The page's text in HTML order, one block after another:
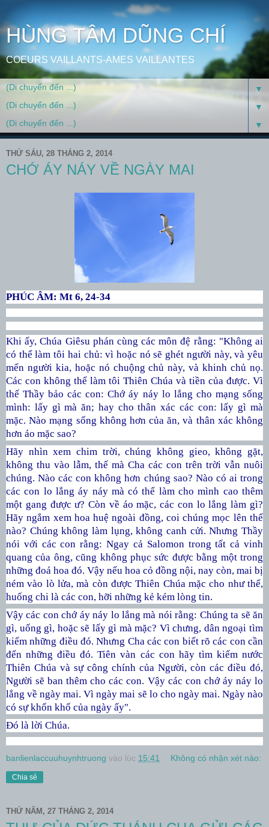
HÙNG TÂM DŨNG CHÍ
COEURS VAILLANTS-AMES VAILLANTES
▼
▼
▼
THỨ SÁU, 28 THÁNG 2, 2014
CHỚ ÁY NÁY VỀ NGÀY MAI
PHÚC ÂM: Mt 6, 24-34
Khi ấy, Chúa Giêsu phán cùng các môn đệ rằng: "Không ai
có thể làm tôi hai chủ: vì hoặc nó sẽ ghét người này, và yêu
mến người kia, hoặc nó chuộng chủ này, và khinh chủ nọ.
Các con không thể làm tôi Thiên Chúa và tiền của được. Vì
thế Thầy bảo các con: Chớ áy náy lo lắng cho mạng sống
mình: lấy gì mà ăn; hay cho thân xác các con: lấy gì mà
mặc. Nào mạng sống không hơn của ăn, và thân xác không
hơn áo mặc sao?
Hãy nhìn xem chim trời, chúng không gieo, không gặt,
không thu vào lẫm, thế mà Cha các con trên trời vẫn nuôi
chúng. Nào các con không hơn chúng sao? Nào có ai trong
các con lo lắng áy náy mà có thể làm cho mình cao thêm
một gang được ư? Còn về áo mặc, các con lo lắng làm gì?
Hãy ngắm xem hoa huệ ngoài đồng, coi chúng mọc lên thế
nào? Chúng không làm lụng, không canh cửi. Nhưng Thầy
nói với các con rằng: Ngay cả Salomon trong tất cả vinh
quang của ông, cũng không phục sức được bằng một trong
những đoá hoa đó. Vậy nếu hoa cỏ đồng nội, nay còn, mai bị
ném vào lò lửa, mà còn được Thiên Chúa mặc cho như thế,
huống chi là các con, hỡi những kẻ kém lòng tin.
Vậy các con chớ áy náy lo lắng mà nói rằng: Chúng ta sẽ ăn
gì, uống gì, hoặc sẽ lấy gì mà mặc? Vì chưng, dân ngoại tìm
kiếm những điều đó. Nhưng Cha các con biết rõ các con cần
đến những điều đó. Tiên vàn các con hãy tìm kiếm nước
Thiên Chúa và sự công chính của Người, còn các điều đó,
Người sẽ ban thêm cho các con. Vậy các con chớ áy náy lo
lắng về ngày mai. Vì ngày mai sẽ lo cho ngày mai. Ngày nào
có sự khốn khổ của ngày ấy".
Đó là lời Chúa.
banlienlaccuuhuynhtruong vào lúc 15:41 Không có nhận xét nào:
Chia sẻ
THỨ NĂM, 27 THÁNG 2, 2014